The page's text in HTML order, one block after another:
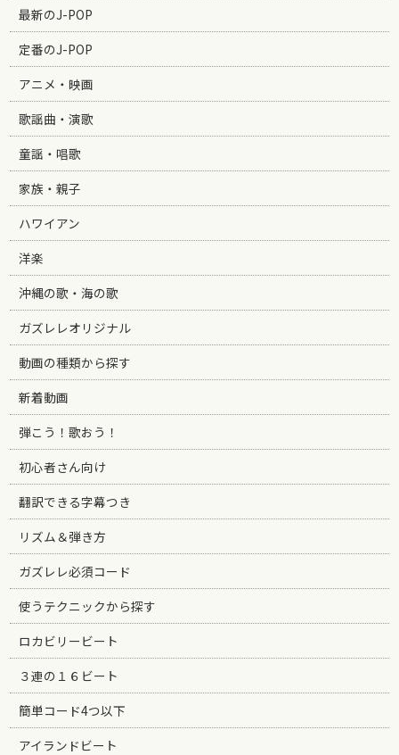
最新のJ-POP
定番のJ-POP
アニメ・映画
歌謡曲・演歌
童謡・唱歌
家族・親子
ハワイアン
洋楽
沖縄の歌・海の歌
ガズレレオリジナル
動画の種類から探す
新着動画
弾こう！歌おう！
初心者さん向け
翻訳できる字幕つき
リズム＆弾き方
ガズレレ必須コード
使うテクニックから探す
ロカビリービート
３連の１６ビート
簡単コード4つ以下
アイランドビート